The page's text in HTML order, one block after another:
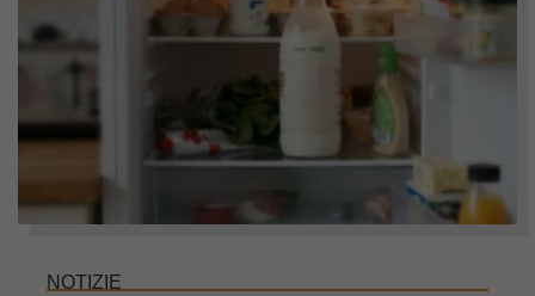
NOTIZIE